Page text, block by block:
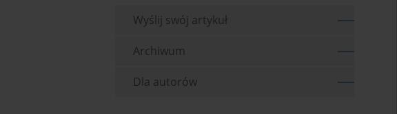
Wyślij swój artykuł
Archiwum
Dla autorów